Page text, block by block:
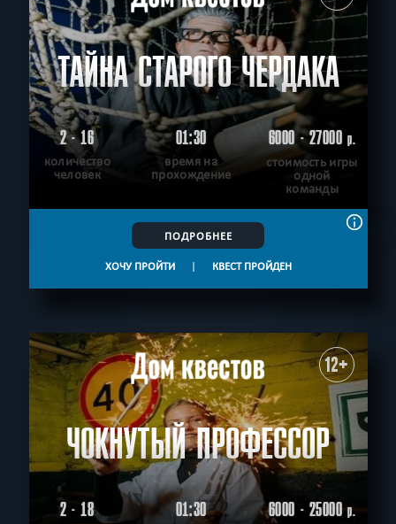
ТАЙНА СТАРОГО ЧЕРДАКА
2 - 16
количество
человек
01:30
время на
прохождение
6000 - 27000р.
стоимость игры
одной
команды
ПОДРОБНЕЕ
ХОЧУ ПРОЙТИ | КВЕСТ ПРОЙДЕН
12+
ЧОКНУТЫЙ ПРОФЕССОР
2 - 18 01:30 6000 - 25000р.